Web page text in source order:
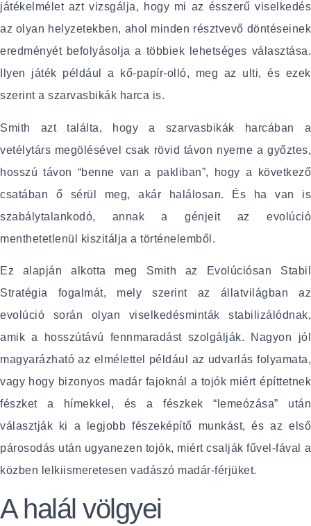
játékelmélet azt vizsgálja, hogy mi az ésszerű viselkedés
az olyan helyzetekben, ahol minden résztvevő döntéseinek
eredményét befolyásolja a többiek lehetséges választása.
Ilyen játék például a kő-papír-olló, meg az ulti, és ezek
szerint a szarvasbikák harca is.
Smith azt találta, hogy a szarvasbikák harcában a
vetélytárs megölésével csak rövid távon nyerne a győztes,
hosszú távon “benne van a pakliban”, hogy a következő
csatában ő sérül meg, akár halálosan. És ha van is
szabálytalankodó, annak a génjeit az evolúció
menthetetlenül kiszitálja a történelemből.
Ez alapján alkotta meg Smith az Evolúciósan Stabil
Stratégia fogalmát, mely szerint az állatvilágban az
evolúció során olyan viselkedésminták stabilizálódnak,
amik a hosszútávú fennmaradást szolgálják. Nagyon jól
magyarázható az elmélettel például az udvarlás folyamata,
vagy hogy bizonyos madár fajoknál a tojók miért építtetnek
fészket a hímekkel, és a fészkek “lemeózása” után
választják ki a legjobb fészeképítő munkást, és az első
párosodás után ugyanezen tojók, miért csalják fűvel-fával a
közben lelkiismeretesen vadászó madár-férjüket.
A halál völgyei